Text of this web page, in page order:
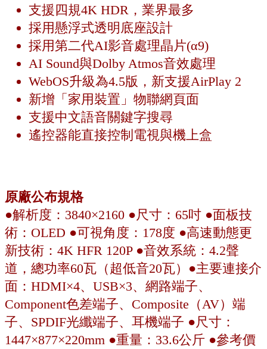
支援四規4K HDR，業界最多
採用懸浮式透明底座設計
採用第二代AI影音處理晶片(α9)
AI Sound與Dolby Atmos音效處理
WebOS升級為4.5版，新支援AirPlay 2
新增「家用裝置」物聯網頁面
支援中文語音關鍵字搜尋
遙控器能直接控制電視與機上盒
原廠公布規格
●解析度：3840×2160 ●尺寸：65吋 ●面板技
術：OLED ●可視角度：178度 ●高速動態更
新技術：4K HFR 120P ●音效系統：4.2聲
道，總功率60瓦（超低音20瓦）●主要連接介
面：HDMI×4、USB×3、網路端子、
Component色差端子、Composite（AV）端
子、SPDIF光纖端子、耳機端子 ●尺寸：
1447×877×220mm ●重量：33.6公斤 ●參考價